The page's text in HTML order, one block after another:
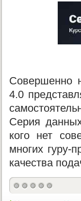
Совершенно
4.0
Серия
кого нет
многих гуру-
качества